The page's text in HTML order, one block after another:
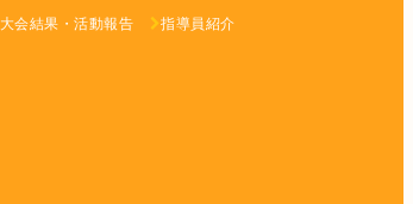
大会結果・活動報告 指導員紹介